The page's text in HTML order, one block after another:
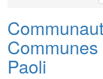
Paoli